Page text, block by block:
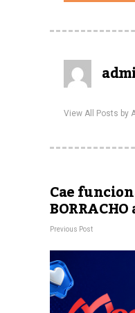
View All Posts by
Cae
Previous Post